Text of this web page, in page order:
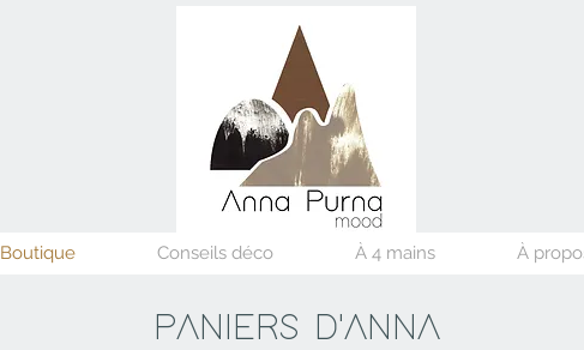
Boutique Conseils déco À 4 mains À
PANIERS D'ANNA